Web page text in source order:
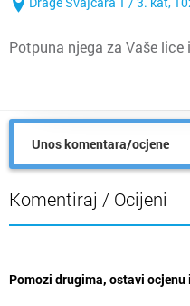
Potpuna njega za Vaše lice
Unos komentara/ocjene
Komentiraj / Ocijeni
Pomozi drugima, ostavi ocjenu